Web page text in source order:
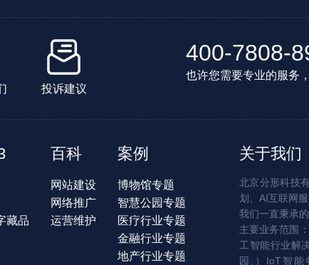
投诉建议
400-7808-
也许您需要专业的服务
藏品
百科
网站建设
网络推广
运营维护
案例
博物馆专题
智慧公园专题
医疗行业专题
金融行业专题
地产行业专题
关于我们
北京分形科技
划、AI互联网
我们一直秉承
主要业务范围
工智能行业解
园,）IoT智能